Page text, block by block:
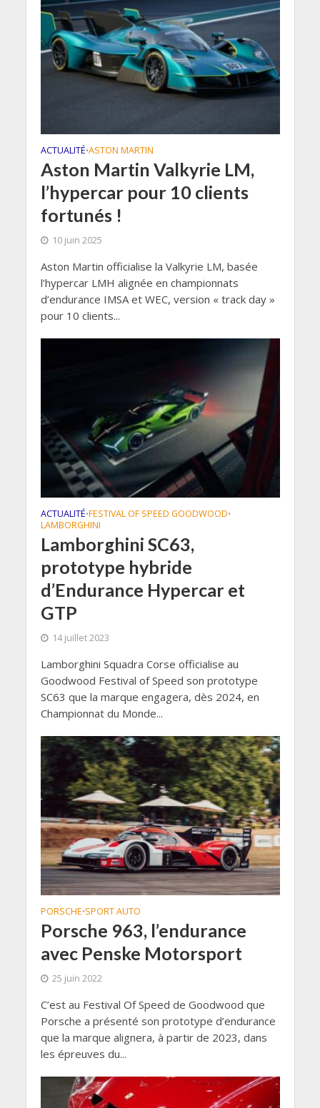
ACTUALITÉ•ASTON MARTIN
Aston Martin Valkyrie LM,
l’hypercar pour 10 clients
fortunés !
10 juin 2025
Aston Martin officialise la Valkyrie LM, basée
l’hypercar LMH alignée en championnats
d’endurance IMSA et WEC, version « track day »
pour 10 clients...
ACTUALITÉ•FESTIVAL OF SPEED GOODWOOD•
LAMBORGHINI
Lamborghini SC63,
prototype hybride
d’Endurance Hypercar et
GTP
14 juillet 2023
Lamborghini Squadra Corse officialise au
Goodwood Festival of Speed son prototype
SC63 que la marque engagera, dès 2024, en
Championnat du Monde...
PORSCHE•SPORT AUTO
Porsche 963, l’endurance
avec Penske Motorsport
25 juin 2022
C’est au Festival Of Speed de Goodwood que
Porsche a présenté son prototype d’endurance
que la marque alignera, à partir de 2023, dans
les épreuves du...